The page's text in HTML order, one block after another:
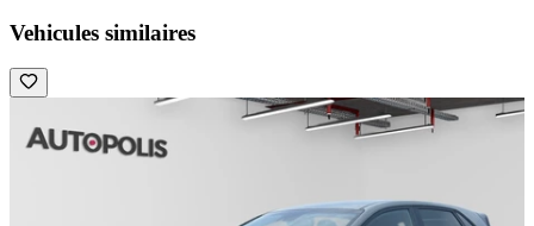
Vehicules similaires